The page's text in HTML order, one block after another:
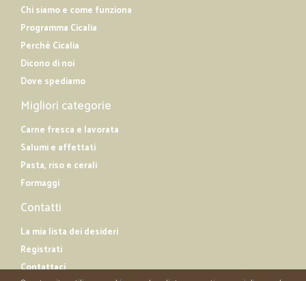
Chi siamo e come funziona
Programma Cicalia
Perché Cicalia
Dicono di noi
Dove spediamo
Migliori categorie
Carne fresca e lavorata
Salumi e affettati
Pasta, riso e cerali
Formaggi
Contatti
La mia lista dei desideri
Registrati
Contattaci